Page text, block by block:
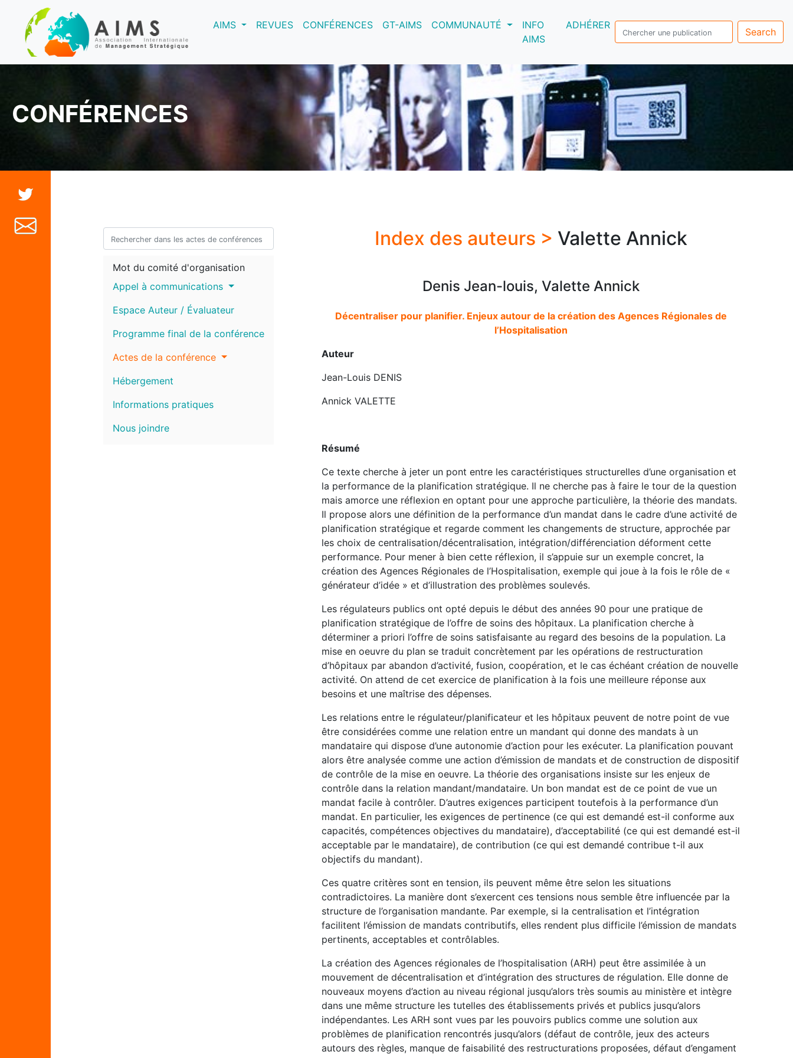
AIMS(current)REVUES CONFÉRENCES GT-AIMS COMMUNAUTÉ
INFO
AIMS
ADHÉRER
Search
CONFÉRENCES
Mot du comité d'organisation
Appel à communications
Espace Auteur / Évaluateur
Programme final de la conférence
Actes de la conférence
Hébergement
Informations pratiques
Nous joindre
Index des auteurs > Valette Annick
Denis Jean-louis, Valette Annick
Décentraliser pour planifier. Enjeux autour de la création des Agences Régionales de
l’Hospitalisation
Auteur
Jean-Louis DENIS
Annick VALETTE
Résumé
Ce texte cherche à jeter un pont entre les caractéristiques structurelles d’une organisation et
la performance de la planification stratégique. Il ne cherche pas à faire le tour de la question
mais amorce une réflexion en optant pour une approche particulière, la théorie des mandats.
Il propose alors une définition de la performance d’un mandat dans le cadre d’une activité de
planification stratégique et regarde comment les changements de structure, approchée par
les choix de centralisation/décentralisation, intégration/différenciation déforment cette
performance. Pour mener à bien cette réflexion, il s’appuie sur un exemple concret, la
création des Agences Régionales de l’Hospitalisation, exemple qui joue à la fois le rôle de «
générateur d’idée » et d’illustration des problèmes soulevés.
Les régulateurs publics ont opté depuis le début des années 90 pour une pratique de
planification stratégique de l’offre de soins des hôpitaux. La planification cherche à
déterminer a priori l’offre de soins satisfaisante au regard des besoins de la population. La
mise en oeuvre du plan se traduit concrètement par les opérations de restructuration
d’hôpitaux par abandon d’activité, fusion, coopération, et le cas échéant création de nouvelle
activité. On attend de cet exercice de planification à la fois une meilleure réponse aux
besoins et une maîtrise des dépenses.
Les relations entre le régulateur/planificateur et les hôpitaux peuvent de notre point de vue
être considérées comme une relation entre un mandant qui donne des mandats à un
mandataire qui dispose d’une autonomie d’action pour les exécuter. La planification pouvant
alors être analysée comme une action d’émission de mandats et de construction de dispositif
de contrôle de la mise en oeuvre. La théorie des organisations insiste sur les enjeux de
contrôle dans la relation mandant/mandataire. Un bon mandat est de ce point de vue un
mandat facile à contrôler. D’autres exigences participent toutefois à la performance d’un
mandat. En particulier, les exigences de pertinence (ce qui est demandé est-il conforme aux
capacités, compétences objectives du mandataire), d’acceptabilité (ce qui est demandé est-il
acceptable par le mandataire), de contribution (ce qui est demandé contribue t-il aux
objectifs du mandant).
Ces quatre critères sont en tension, ils peuvent même être selon les situations
contradictoires. La manière dont s’exercent ces tensions nous semble être influencée par la
structure de l’organisation mandante. Par exemple, si la centralisation et l’intégration
facilitent l’émission de mandats contributifs, elles rendent plus difficile l’émission de mandats
pertinents, acceptables et contrôlables.
La création des Agences régionales de l’hospitalisation (ARH) peut être assimilée à un
mouvement de décentralisation et d’intégration des structures de régulation. Elle donne de
nouveaux moyens d’action au niveau régional jusqu’alors très soumis au ministère et intègre
dans une même structure les tutelles des établissements privés et publics jusqu’alors
indépendantes. Les ARH sont vues par les pouvoirs publics comme une solution aux
problèmes de planification rencontrés jusqu’alors (défaut de contrôle, jeux des acteurs
autours des règles, manque de faisabilité des restructurations proposées, défaut d’engament